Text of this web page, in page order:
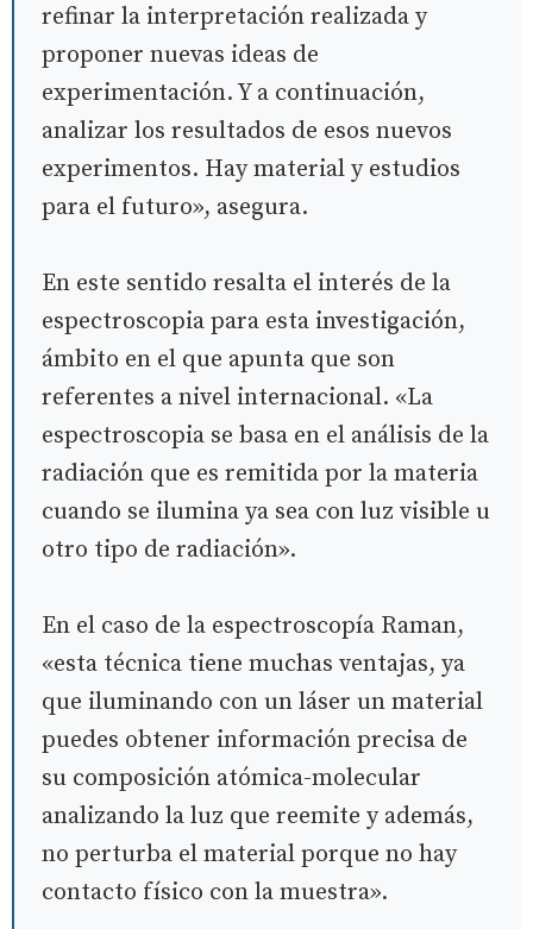
refinar la interpretación realizada y
proponer nuevas ideas de
experimentación. Y a continuación,
analizar los resultados de esos nuevos
experimentos. Hay material y estudios
para el futuro», asegura.
En este sentido resalta el interés de la
espectroscopia para esta investigación,
ámbito en el que apunta que son
referentes a nivel internacional. «La
espectroscopia se basa en el análisis de la
radiación que es remitida por la materia
cuando se ilumina ya sea con luz visible u
otro tipo de radiación».
En el caso de la espectroscopía Raman,
«esta técnica tiene muchas ventajas, ya
que iluminando con un láser un material
puedes obtener información precisa de
su composición atómica-molecular
analizando la luz que reemite y además,
no perturba el material porque no hay
contacto físico con la muestra».